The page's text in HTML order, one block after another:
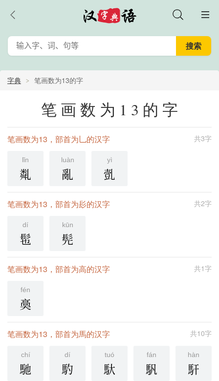
字典 笔画数为13的字
笔画数为13的字
共3字
笔画数为13，部首为乚的汉字
lǐn
亃
luàn
亂
yì
亄
共2字
笔画数为13，部首为髟的汉字
dí
髢
kūn
髡
共1字
笔画数为13，部首为高的汉字
fén
䯨
共10字
笔画数为13，部首为馬的汉字
chí
馳
dí
馰
tuó
馱
fán
䭵
hàn
馯